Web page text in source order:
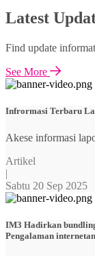
Latest
Find update
See More
Infrormasi Terbaru
Akese informasi
Artikel
|
Sabtu 20 Sep 2025
IM3 Hadirkan
Pengalaman